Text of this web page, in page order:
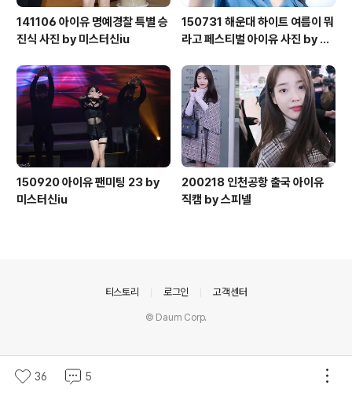
141106 아이유 명예경찰 특별 승
진식 사진 by 미스터신iu
150731 해운대 하이트 여름이 뭐
라고 페스티벌 아이유 사진 by 미
150920 아이유 팬미팅 23 by
미스터신iu
200218 인천공항 출국 아이유
직캠 by 스피넬
36 5
티스토리 로그인 고객센터
© Daum Corp.